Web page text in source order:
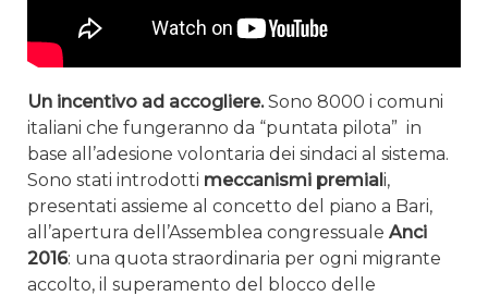
Un incentivo ad accogliere.Sono 8000 i comuni
italiani che fungeranno da “puntata pilota” in
base all’adesione volontaria dei sindaci al sistema.
Sono stati introdotti meccanismi premiali,
presentati assieme al concetto del piano a Bari,
all’apertura dell’Assemblea congressuale Anci
2016: una quota straordinaria per ogni migrante
accolto, il superamento del blocco delle